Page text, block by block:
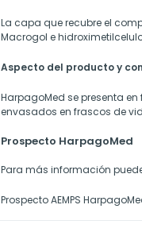
La capa que recubre el
Macrogol e
Aspecto del producto y
HarpagoMed se presenta
envasados en frascos de
Prospecto HarpagoMed
Para más información
Prospecto AEMPS